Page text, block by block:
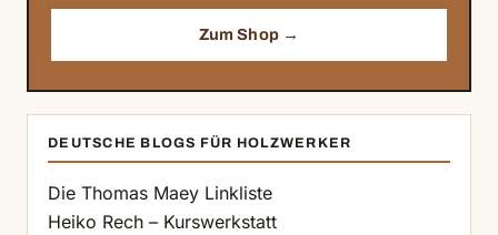
Zum Shop →
DEUTSCHE BLOGS FÜR HOLZWERKER
Die Thomas Maey Linkliste
Heiko Rech – Kurswerkstatt